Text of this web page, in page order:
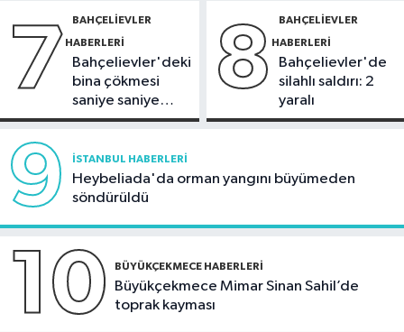
7 BAHÇELIEVLER
HABERLERI
Bahçelievler'deki
bina çökmesi
saniye saniye
görüntülendi
8 BAHÇELIEVLER
HABERLERI
Bahçelievler'de
silahlı saldırı: 2
yaralı
9 İSTANBUL HABERLERI
Heybeliada'da orman yangını büyümeden
söndürüldü
10 BÜYÜKÇEKMECE HABERLERI
Büyükçekmece Mimar Sinan Sahil’de
toprak kayması